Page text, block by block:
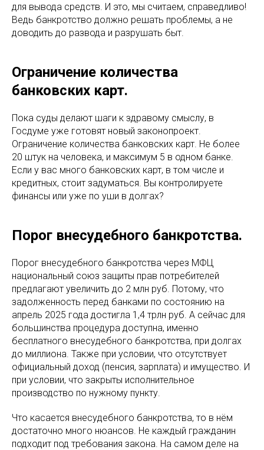
для вывода средств. И это, мы считаем, справедливо!
Ведь банкротство должно решать проблемы, а не
доводить до развода и разрушать быт.
Ограничение количества
банковских карт.
Пока суды делают шаги к здравому смыслу, в
Госдуме уже готовят новый законопроект.
Ограничение количества банковских карт. Не более
20 штук на человека, и максимум 5 в одном банке.
Если у вас много банковских карт, в том числе и
кредитных, стоит задуматься. Вы контролируете
финансы или уже по уши в долгах?
Порог внесудебного банкротства.
Порог внесудебного банкротства через МФЦ
национальный союз защиты прав потребителей
предлагают увеличить до 2 млн руб. Потому, что
задолженность перед банками по состоянию на
апрель 2025 года достигла 1,4 трлн руб. А сейчас для
большинства процедура доступна, именно
бесплатного внесудебного банкротства, при долгах
до миллиона. Также при условии, что отсутствует
официальный доход (пенсия, зарплата) и имущество. И
при условии, что закрыты исполнительное
производство по нужному пункту.
Что касается внесудебного банкротства, то в нём
достаточно много нюансов. Не каждый гражданин
подходит под требования закона. На самом деле на